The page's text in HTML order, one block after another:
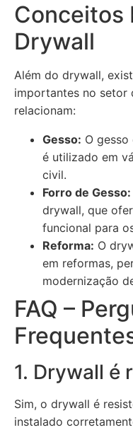
Conceitos
Drywall
Além do drywall,
importantes no setor
relacionam:
Gesso: O
é utilizado em
civil.
Forro de Gesso:
drywall, que
funcional para
Reforma: O
em reformas,
modernização
FAQ –
1. Drywall é
Sim, o drywall é
instalado